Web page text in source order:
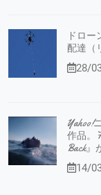
ドロ
配達（
28/
Yahoo!
作品。
Back
14/